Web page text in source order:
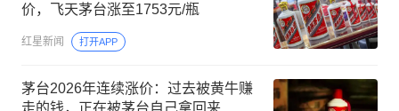
价，飞天茅台涨至1753元/瓶
红星新闻 打开APP
茅台2026年连续涨价：过去被黄牛赚
走的钱，正在被茅台自己拿回来